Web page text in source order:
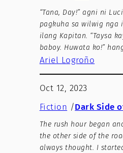
“Tana, Day!” agni ni
pagkuha sa wilwig nga
ilang Kapitan. “Taysa
baboy. Huwata ko!”
Ariel Logroño
Oct 12, 2023
Fiction /Dark Side
The rush hour began
the other side of the
always thought. I